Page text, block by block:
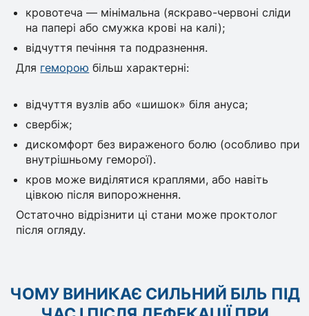
кровотеча — мінімальна (яскраво-червоні сліди
на папері або смужка крові на калі);
відчуття печіння та подразнення.
Для геморою більш характерні:
відчуття вузлів або «шишок» біля ануса;
свербіж;
дискомфорт без вираженого болю (особливо при
внутрішньому геморої).
кров може виділятися краплями, або навіть
цівкою після випорожнення.
Остаточно відрізнити ці стани може проктолог
після огляду.
ЧОМУ ВИНИКАЄ СИЛЬНИЙ БІЛЬ ПІД